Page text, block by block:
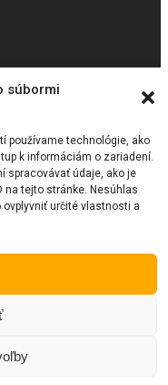
súbormi
používame technológie, ako
k informáciám o zariadení.
spracovávať údaje, ako je
na tejto stránke. Nesúhlas
určité vlastnosti a
Reserved by SKT Themes